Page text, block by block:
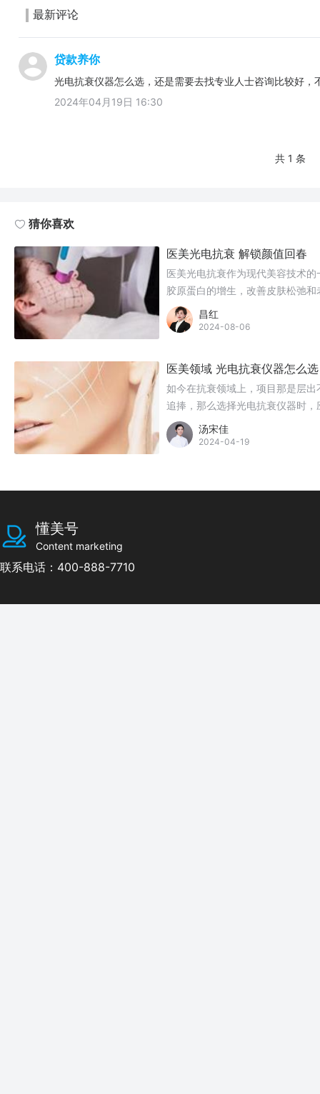
最新评论
贷款养你
光电抗衰仪器怎么选，还是需要去找专业人士咨询比较好，
2024年04月19日 16:30
共 1 条
猜你喜欢
医美光电抗衰 解锁颜值回春
医美光电抗衰作为现代美容技术
胶原蛋白的增生，改善皮肤松弛
电抗衰技术的详细解析。
昌红
2024-08-06
医美领域 光电抗衰仪器怎么选
如今在抗衰领域上，项目那是层
追捧，那么选择光电抗衰仪器时
汤宋佳
2024-04-19
懂美号
Content marketing
联系电话：400-888-7710